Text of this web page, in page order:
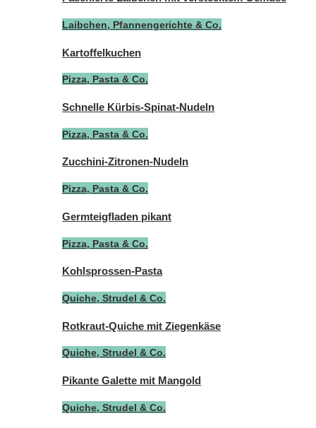
Laibchen, Pfannengerichte & Co.
Kartoffelkuchen
Pizza, Pasta & Co.
Schnelle Kürbis-Spinat-Nudeln
Pizza, Pasta & Co.
Zucchini-Zitronen-Nudeln
Pizza, Pasta & Co.
Germteigfladen pikant
Pizza, Pasta & Co.
Kohlsprossen-Pasta
Quiche, Strudel & Co.
Rotkraut-Quiche mit Ziegenkäse
Quiche, Strudel & Co.
Pikante Galette mit Mangold
Quiche, Strudel & Co.